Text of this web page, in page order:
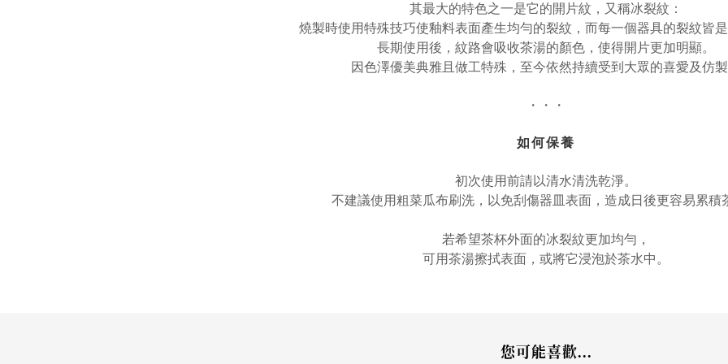
其最大的特色之一是它的開片紋，又稱冰裂紋：
燒製時使用特殊技巧使釉料表面產生均勻的裂紋，而每一個器具的裂紋皆是
長期使用後，紋路會吸收茶湯的顏色，使得開片更加明顯。
因色澤優美典雅且做工特殊，至今依然持續受到大眾的喜愛及仿製
・・・
如何保養
初次使用前請以清水清洗乾淨。
不建議使用粗菜瓜布刷洗，以免刮傷器皿表面，造成日後更容易累積
若希望茶杯外面的冰裂紋更加均勻，
可用茶湯擦拭表面，或將它浸泡於茶水中。
您可能喜歡...